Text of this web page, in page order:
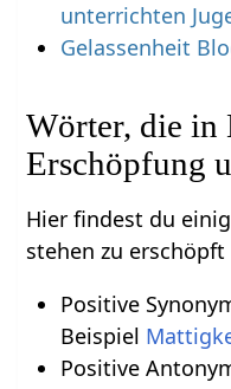
unterrichten
Gelassenheit
Wörter, die in
Erschöpfung
Hier findest du
stehen zu
Positive
Beispiel
Positive